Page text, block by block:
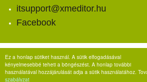
Ez a honlap sütiket használ. A sütik elfogadásával
kényelmesebbé teheti a böngészést. A honlap további
használatával hozzájárulását adja a sütik használatához.
szabályzat
itsupport@xmeditor.hu
Facebook
© Copyright 2026. X-meditor Kft.
Minden jog fenntartva.